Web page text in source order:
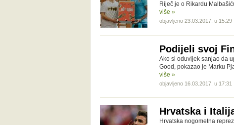
Riječ je o Rikardu
više »
objavljeno 23.03.2017. u 15:29
Podijeli svoj
Ako si oduvijek sanjao da
Good, pokazao je Marku
više »
objavljeno 16.03.2017. u 17:31
Hrvatska i
Hrvatska nogometna